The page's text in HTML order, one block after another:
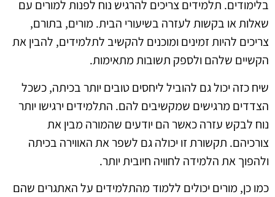
בלימודים. תלמידים צריכים להרגיש נוח לפנות למורים עם
שאלות או בקשות לעזרה בשיעורי הבית. מורים, בתורם,
צריכים להיות זמינים ומוכנים להקשיב לתלמידים, להבין את
הקשיים שלהם ולספק תשובות מתאימות.
שיח כזה יכול גם להוביל ליחסים טובים יותר בכיתה, כשכל
הצדדים מרגישים שמקשיבים להם. התלמידים ירגישו יותר
נוח לבקש עזרה כאשר הם יודעים שהמורה מבין את
צורכיהם. תקשורת זו יכולה גם לשפר את האווירה בכיתה
ולהפוך את הלמידה לחוויה חיובית יותר.
כמו כן, מורים יכולים ללמוד מהתלמידים על האתגרים שהם